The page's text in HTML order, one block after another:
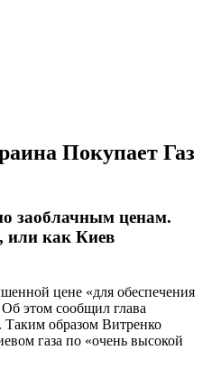
Покупает Газ
заоблачным ценам.
или как Киев
цене «для обеспечения
этом сообщил глава
образом Витренко
газа по «очень высокой